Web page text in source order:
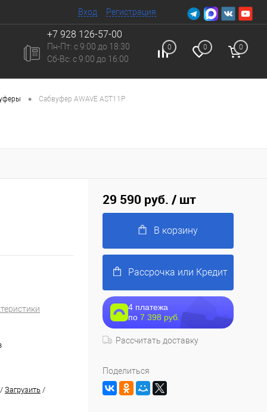
Вход Регистрация
+7 928 126-57-00
Пн-Пт: с 9:00 до 18:30
Сб-Вc: с 9:00 до 16:00
0 0 0
• Сабвуфер AWAVE AST11P
/ Загрузить /
29 590 руб. / шт
В корзину
Рассрочка или Кредит
4 платежа
по 7 398 руб.
Рассчитать доставку
Поделиться